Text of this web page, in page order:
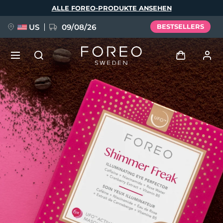
ALLE FOREO-PRODUKTE ANSEHEN
US 09/08/26 BESTSELLERS
Anmelden
Benutzerkonto
Meine Geräte
Meine Bestellungen
Meine Adressen
Meine Abonnements
NEU
FAQ™ Pure Beauty-Tech Elixir
BREAKING NEWS
issa™ Teeth Whitening Set
Sprache
English Deutsch
Español
Français
Italiano
Português
Polski
Svenska
Русский
简体中文 繁體中文